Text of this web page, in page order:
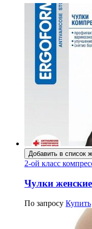
Добавить в список
2-ой класс
Чулки
По запросу Купить